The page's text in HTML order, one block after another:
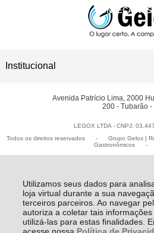
Utilizamos seus dados para
loja virtual durante a sua
terceiros parceiros. Ao navegar
autoriza a coletar tais
utilizá-las para estas finalidades.
CONHEÇA
Institucional
Avenida Patrício Lima, 2000
200 - Tubarão -
LEGOX LTDA - CNPJ:
Todos os direitos reservados
-
Grupo Gelox |
Gastronômicos
-